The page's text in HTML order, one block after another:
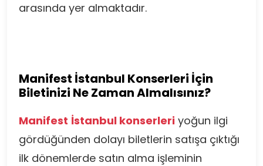
arasında yer almaktadır.
Manifest İstanbul Konserleri İçin
Biletinizi Ne Zaman Almalısınız?
Manifest İstanbul konserleri yoğun ilgi
gördüğünden dolayı biletlerin satışa çıktığı
ilk dönemlerde satın alma işleminin